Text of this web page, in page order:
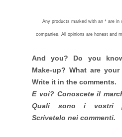
Any products marked with an * are in
companies. All opinions are honest and
And you? Do you
Make-up? What are
Write it in the comments.
E voi? Conoscete il
Quali sono i vostri
Scrivetelo nei commenti.